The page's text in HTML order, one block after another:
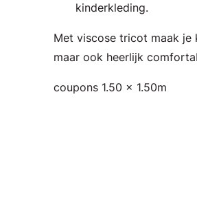
kinderkleding.
Met viscose tricot maak je
maar ook heerlijk
coupons 1.50 x 1.50m